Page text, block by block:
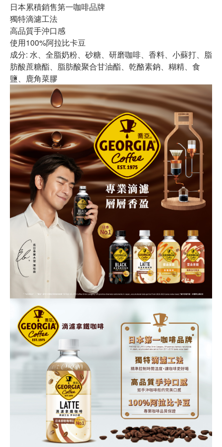
日本累積銷售第一咖啡品牌
獨特滴濾工法
高品質手沖口感
使用100%阿拉比卡豆
成分: 水、全脂奶粉、砂糖、研磨咖啡、香料、小蘇打、脂
肪酸蔗糖酯、脂肪酸聚合甘油酯、乾酪素鈉、糊精、食
鹽、鹿角菜膠